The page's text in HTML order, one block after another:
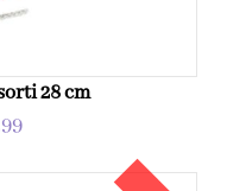
28 cm